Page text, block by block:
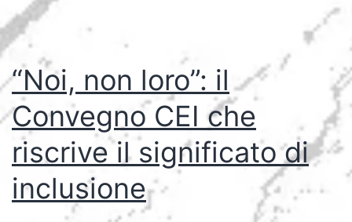
“Noi, non loro”: il
Convegno CEI che
riscrive il significato di
inclusione